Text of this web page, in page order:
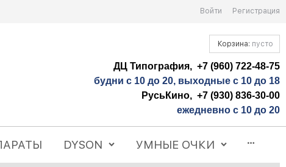
Войти Регистрация
Корзина: пусто
ДЦ Типография, +7 (960) 722-48-75
будни с 10 до 20, выходные с 10 до 18
РусьКино, +7 (930) 836-30-00
ежедневно с 10 до 20
DYSON УМНЫЕ ОЧКИ